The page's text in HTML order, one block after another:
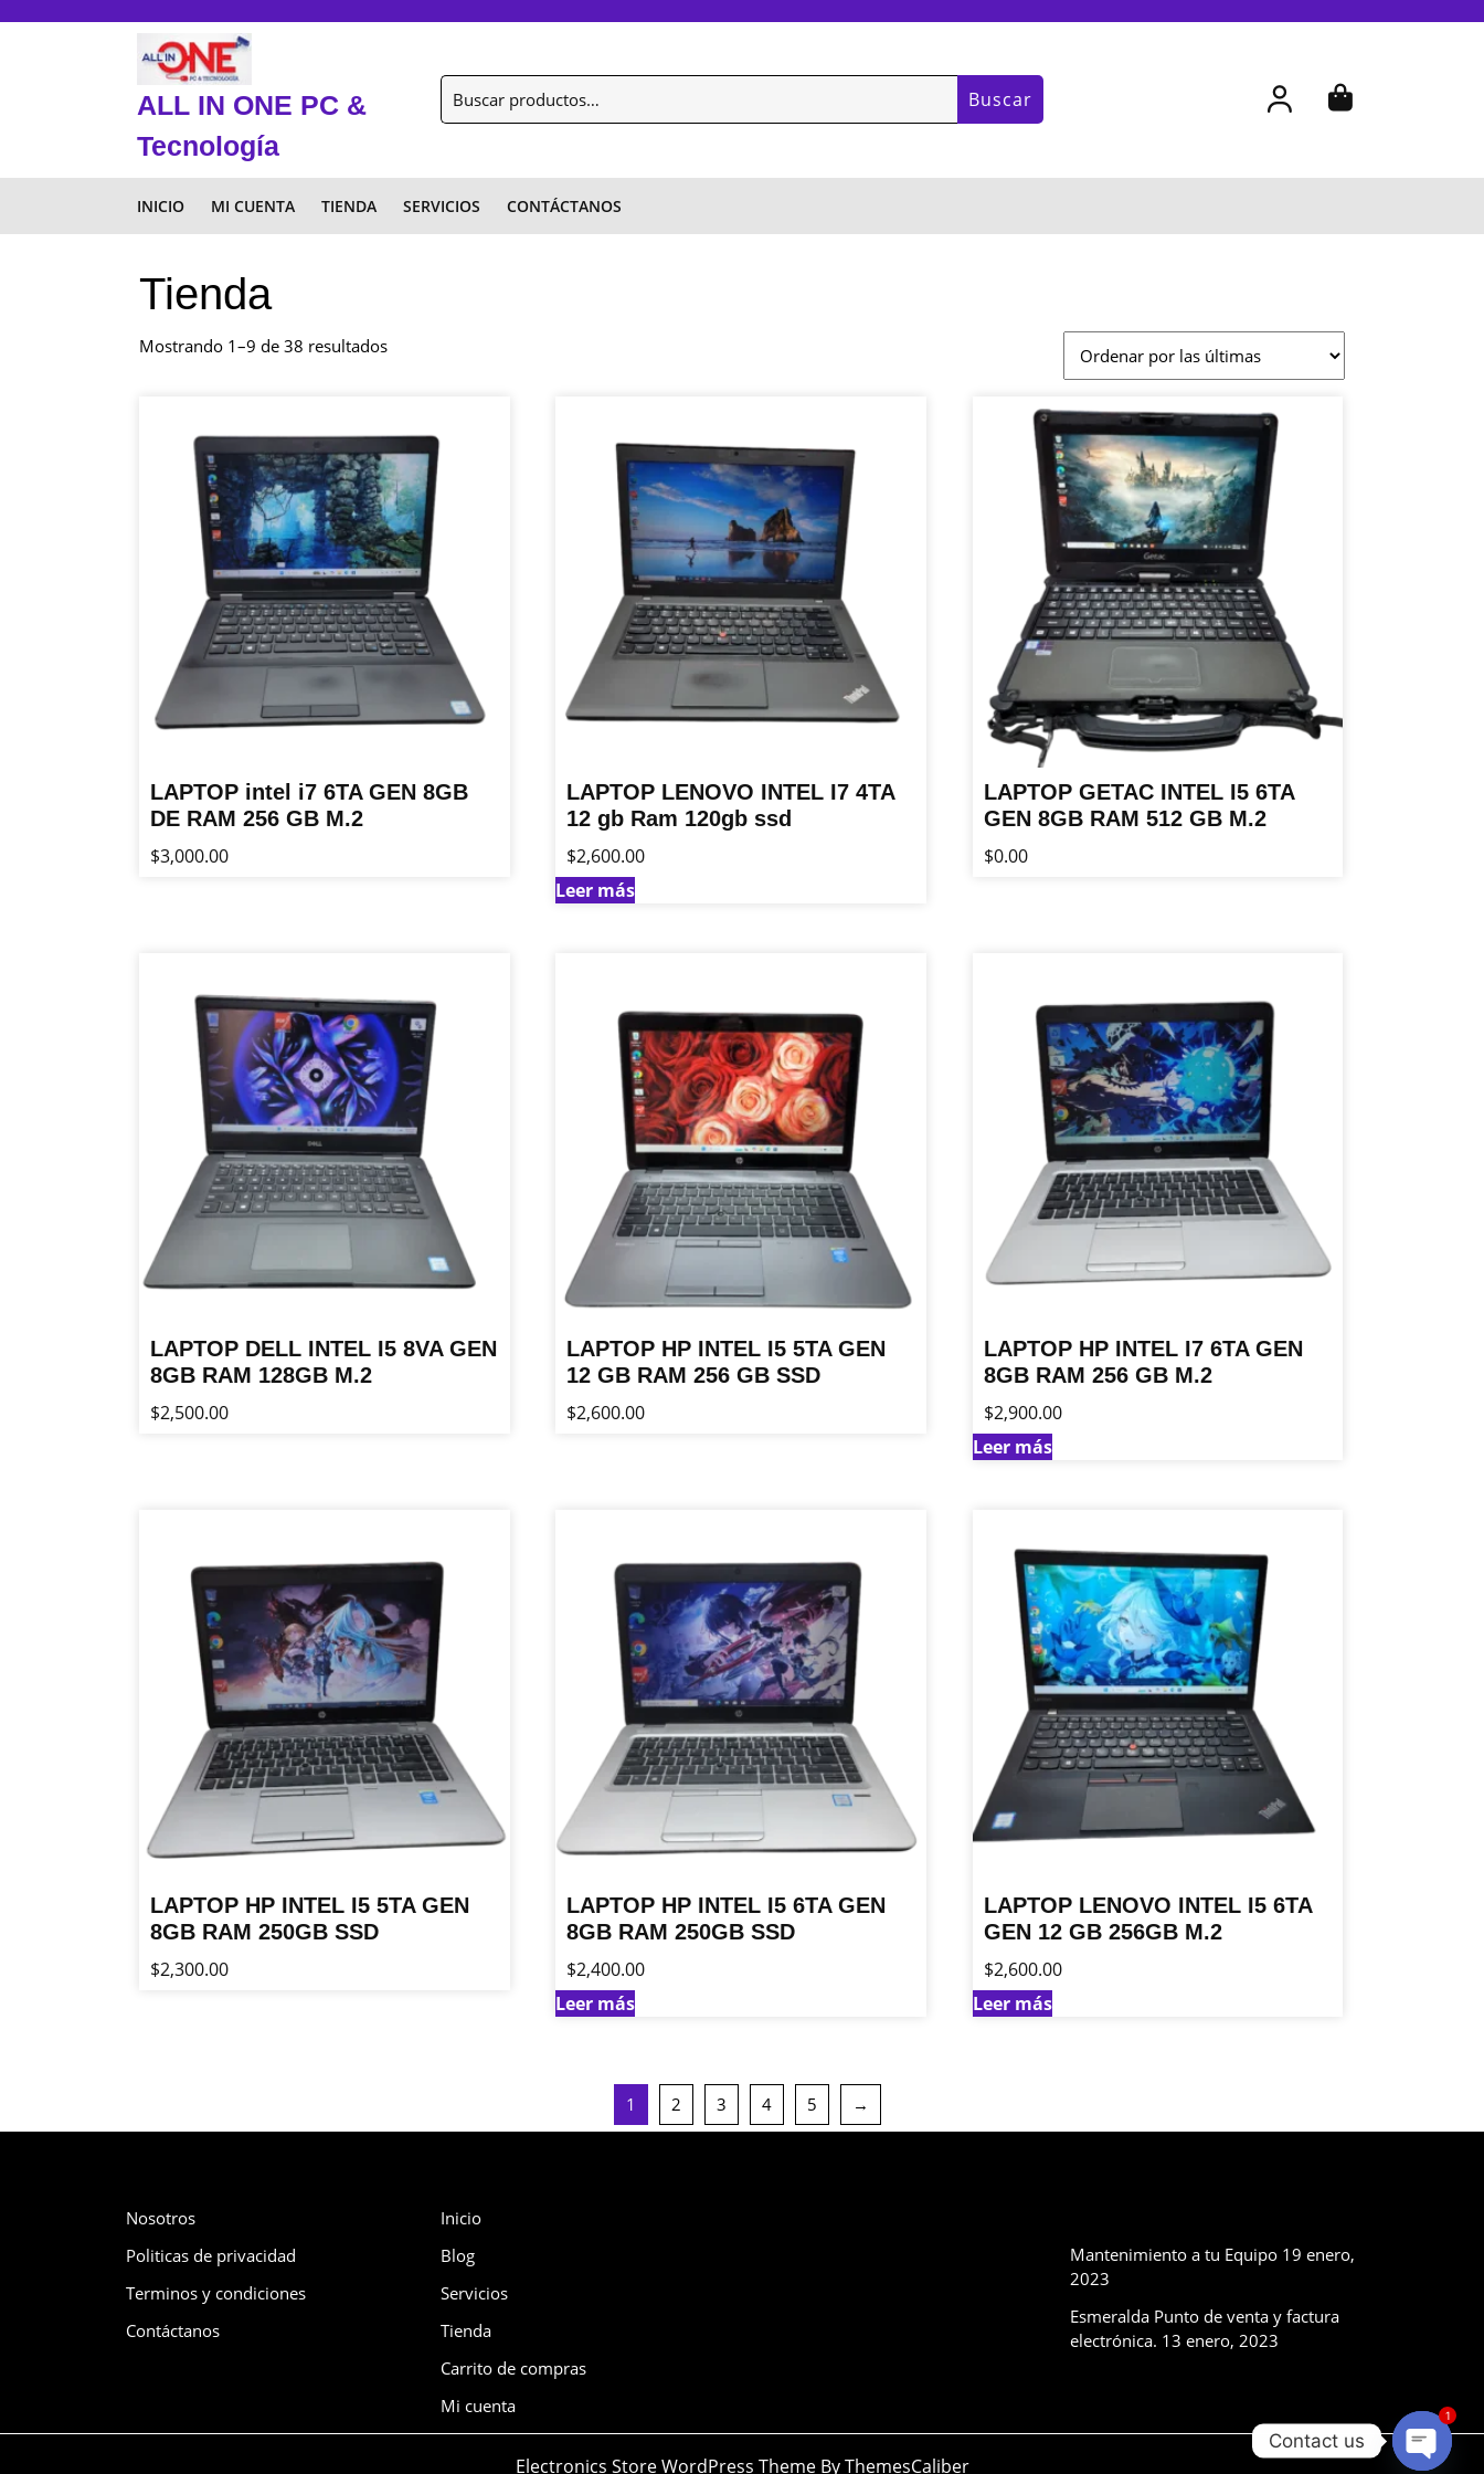
ALL IN ONE PC &
Tecnología
Buscar
por:
Buscar
My
INICIO MI CUENTA TIENDA SERVICIOS CONTÁCTANOS
Tienda
Mostrando 1–9 de 38 resultadosSorted
LAPTOP intel i7 6TA GEN 8GB
DE RAM 256 GB M.2
$3,000.00
LAPTOP LENOVO INTEL I7 4TA
12 gb Ram 120gb ssd
$2,600.00
Leer más
LAPTOP GETAC INTEL I5 6TA
GEN 8GB RAM 512 GB M.2
$0.00
LAPTOP DELL INTEL I5 8VA GEN
8GB RAM 128GB M.2
$2,500.00
LAPTOP HP INTEL I5 5TA GEN
12 GB RAM 256 GB SSD
$2,600.00
LAPTOP HP INTEL I7 6TA GEN
8GB RAM 256 GB M.2
$2,900.00
Leer más
LAPTOP HP INTEL I5 5TA GEN
8GB RAM 250GB SSD
$2,300.00
LAPTOP HP INTEL I5 6TA GEN
8GB RAM 250GB SSD
$2,400.00
Leer más
LAPTOP LENOVO INTEL I5 6TA
GEN 12 GB 256GB M.2
$2,600.00
Leer más
1 2 3 4 5 →
Nosotros
Politicas de privacidad
Terminos y condiciones
Contáctanos
Inicio
Blog
Servicios
Tienda
Carrito de compras
Mi cuenta
Mantenimiento a tu Equipo 19 enero,
2023
Esmeralda Punto de venta y factura
electrónica. 13 enero, 2023
Electronics Store WordPress ThemeBy ThemesCaliber
Contact us
1